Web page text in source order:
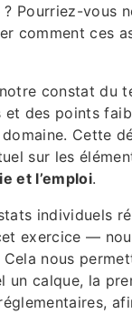
Pourriez-vous
comment ces
constat
des points
Cette
sur les
et l’emploi.
individuels
exercice —
nous
un calque, la